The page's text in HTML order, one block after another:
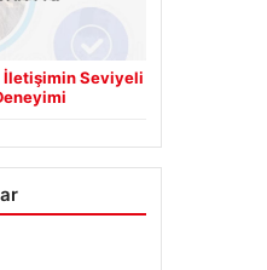
İletişimin Seviyeli